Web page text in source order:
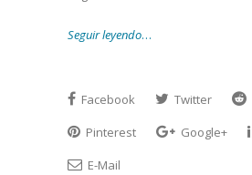
Seguir leyendo…
Facebook Twitter
Pinterest
Google+
E-Mail